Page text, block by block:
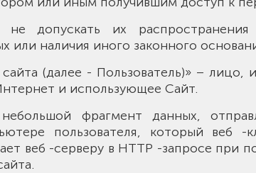
допускать их распространения
или наличия иного законного
сайта (далее - Пользователь)» –
и использующее Сайт.
фрагмент данных,
пользователя, который веб -
веб -серверу в HTTP -запросе при